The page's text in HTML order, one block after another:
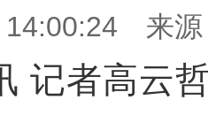
14:00:24 来源
者高云哲